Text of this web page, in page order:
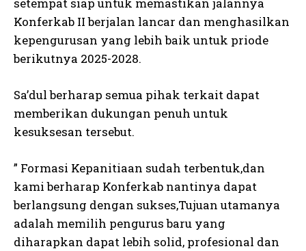
Konferkab II berjalan lancar dan menghasilkan
kepengurusan yang lebih baik untuk priode
berikutnya 2025-2028.
Sa’dul berharap semua pihak terkait dapat
memberikan dukungan penuh untuk
kesuksesan tersebut.
” Formasi Kepanitiaan sudah terbentuk,dan
kami berharap Konferkab nantinya dapat
berlangsung dengan sukses,Tujuan utamanya
adalah memilih pengurus baru yang
diharapkan dapat lebih solid, profesional dan